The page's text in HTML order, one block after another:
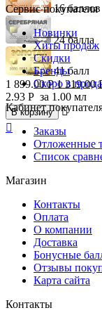
16 баллов
24 балла
41 балл
1 899.00 Р 1 319.00
2.93 Р за 1.00 мл
В корзину


Сервис покупателя
Новинки
Хиты продаж
Скидки
Бренды
Скоро в
Кабинет
Заказы
Отложенные
Список
Магазин
Контакты
Оплата
О компании
Доставка
Бонусные
Отзывы
Карта сайта
Контакты